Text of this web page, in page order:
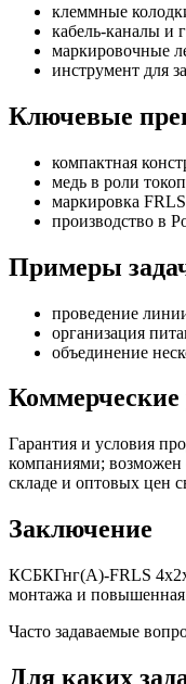
клеммные
кабель-каналы и
маркировочные
инструмент для
Ключевые
компактная
медь в роли
маркировка
производство в
Примеры
проведение
организация
объединение
Коммерческие
Гарантия и условия
компаниями; возможен
складе и оптовых цен
Заключение
КСБКГнг(А)-FRLS
монтажа и повышенная
Часто задаваемые
Для каких